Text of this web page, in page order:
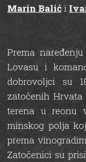
Marin Balić i
Prema
Lovasu i
dobrovoljci su
zatočenih
terena u reonu
minskog polja
prema
Zatočenici su